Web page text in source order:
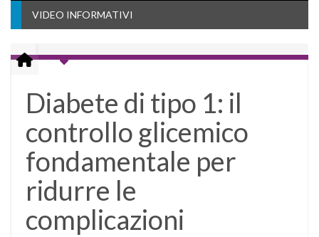
VIDEO INFORMATIVI
Diabete di tipo 1: il
controllo glicemico
fondamentale per
ridurre le
complicazioni